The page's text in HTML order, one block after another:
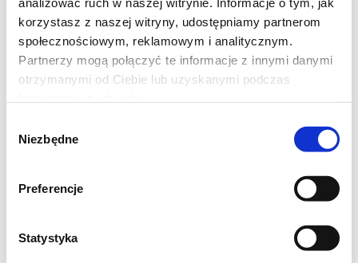
korzystasz z naszej witryny, udostępniamy partnerom
społecznościowym, reklamowym i analitycznym.
Partnerzy mogą połączyć te informacje z innymi danymi
otrzymanymi od Ciebie lub uzyskanymi podczas
zgody
Niezbędne
Preferencje
Statystyka